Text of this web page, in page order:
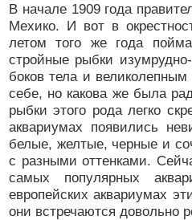
В начале 1909 года
Мехико. И вот в
летом того же года
стройные рыбки
боков тела и
себе, но какова же была
рыбки этого рода легко
аквариумах появились
белые, желтые, черные и
с разными оттенками.
самых популярных
европейских аквариумах
они встречаются довольно